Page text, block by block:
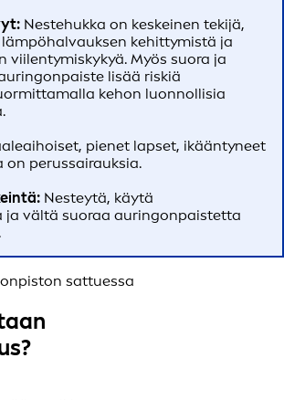
Nestehukka on keskeinen tekijä,
kehittymistä ja
viilentymiskykyä. Myös suora ja
lisää riskiä
kehon luonnollisia
pienet lapset, ikääntyneet
on perussairauksia.
Nesteytä, käytä
ja vältä suoraa auringonpaistetta
sattuessa